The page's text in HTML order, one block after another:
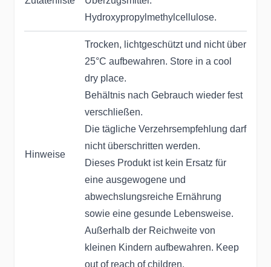
Hydroxypropylmethylcellulose.
Hinweise
Trocken, lichtgeschützt und nicht über
25°C aufbewahren. Store in a cool
dry place.
Behältnis nach Gebrauch wieder fest
verschließen.
Die tägliche Verzehrsempfehlung darf
nicht überschritten werden.
Dieses Produkt ist kein Ersatz für
eine ausgewogene und
abwechslungsreiche Ernährung
sowie eine gesunde Lebensweise.
Außerhalb der Reichweite von
kleinen Kindern aufbewahren. Keep
out of reach of children.